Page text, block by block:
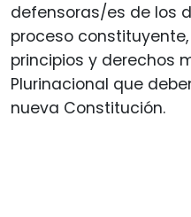
defensoras/es de los
proceso
principios y derechos
Plurinacional que
nueva Constitución.